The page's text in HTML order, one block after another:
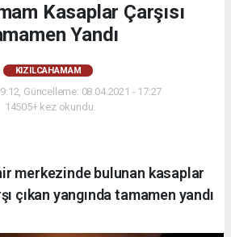
Kasaplar Çarşısı
Yandı
KIZILCAHAMAM
Güncelleme: 08.04.2021 - 17:27
14505+ kez okundu.
merkezinde bulunan kasaplar
çıkan yangında tamamen yandı